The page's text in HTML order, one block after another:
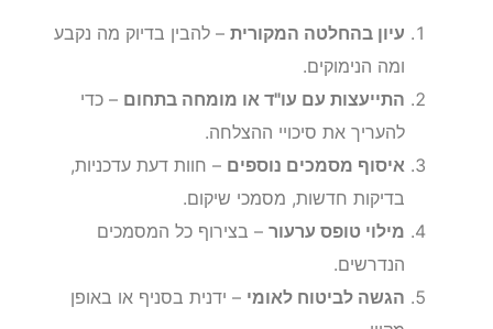
עיון בהחלטה המקורית – להבין בדיוק מה נקבע
ומה הנימוקים.
התייעצות עם עו"ד או מומחה בתחום – כדי
להעריך את סיכויי ההצלחה.
איסוף מסמכים נוספים – חוות דעת עדכניות,
בדיקות חדשות, מסמכי שיקום.
מילוי טופס ערעור – בצירוף כל המסמכים
הנדרשים.
הגשה לביטוח לאומי – ידנית בסניף או באופן